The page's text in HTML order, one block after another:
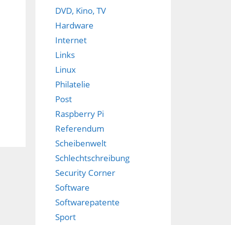
DVD, Kino, TV
Hardware
Internet
Links
Linux
Philatelie
Post
Raspberry Pi
Referendum
Scheibenwelt
Schlechtschreibung
Security Corner
Software
Softwarepatente
Sport